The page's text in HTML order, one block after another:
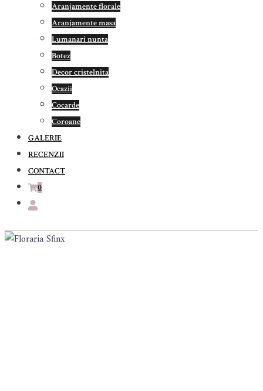
Aranjamente florale
Aranjamente masa
Lumanari nunta
Botez
Decor cristelnita
Ocazii
Cocarde
Coroane
GALERIE
RECENZII
CONTACT
0